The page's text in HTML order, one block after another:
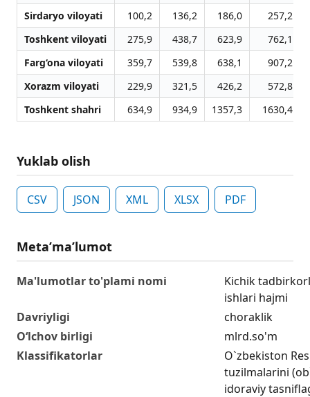
Sirdaryo viloyati 100,2 136,2 186,0
257,2
Toshkent viloyati
275,9 438,7 623,9
762,1
Farg‘ona viloyati
359,7 539,8 638,1
907,2
Xorazm viloyati
229,9 321,5 426,2
572,8
Toshkent shahri
634,9 934,9 1357,3 1630,4
Yuklab olish
CSV JSON XML XLSX PDF
Metaʼmaʼlumot
Ma'lumotlar to'plami nomi
Kichik
ishlari hajmi
Davriyligi
choraklik
O‘lchov birligi
mlrd.so'm
Klassifikatorlar
O`zbekiston
tuzilmalarini
idoraviy